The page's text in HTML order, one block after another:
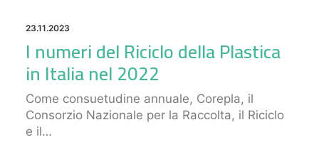
23.11.2023
I numeri del Riciclo della Plastica
in Italia nel 2022
Come consuetudine annuale, Corepla, il
Consorzio Nazionale per la Raccolta, il Riciclo
e il…